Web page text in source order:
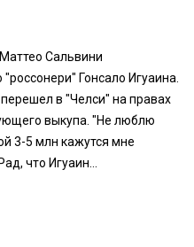
Сальвини
Гонсало Игуаина.
в "Челси" на правах
выкупа. "Не люблю
3-5 млн кажутся мне
что Игуаин...